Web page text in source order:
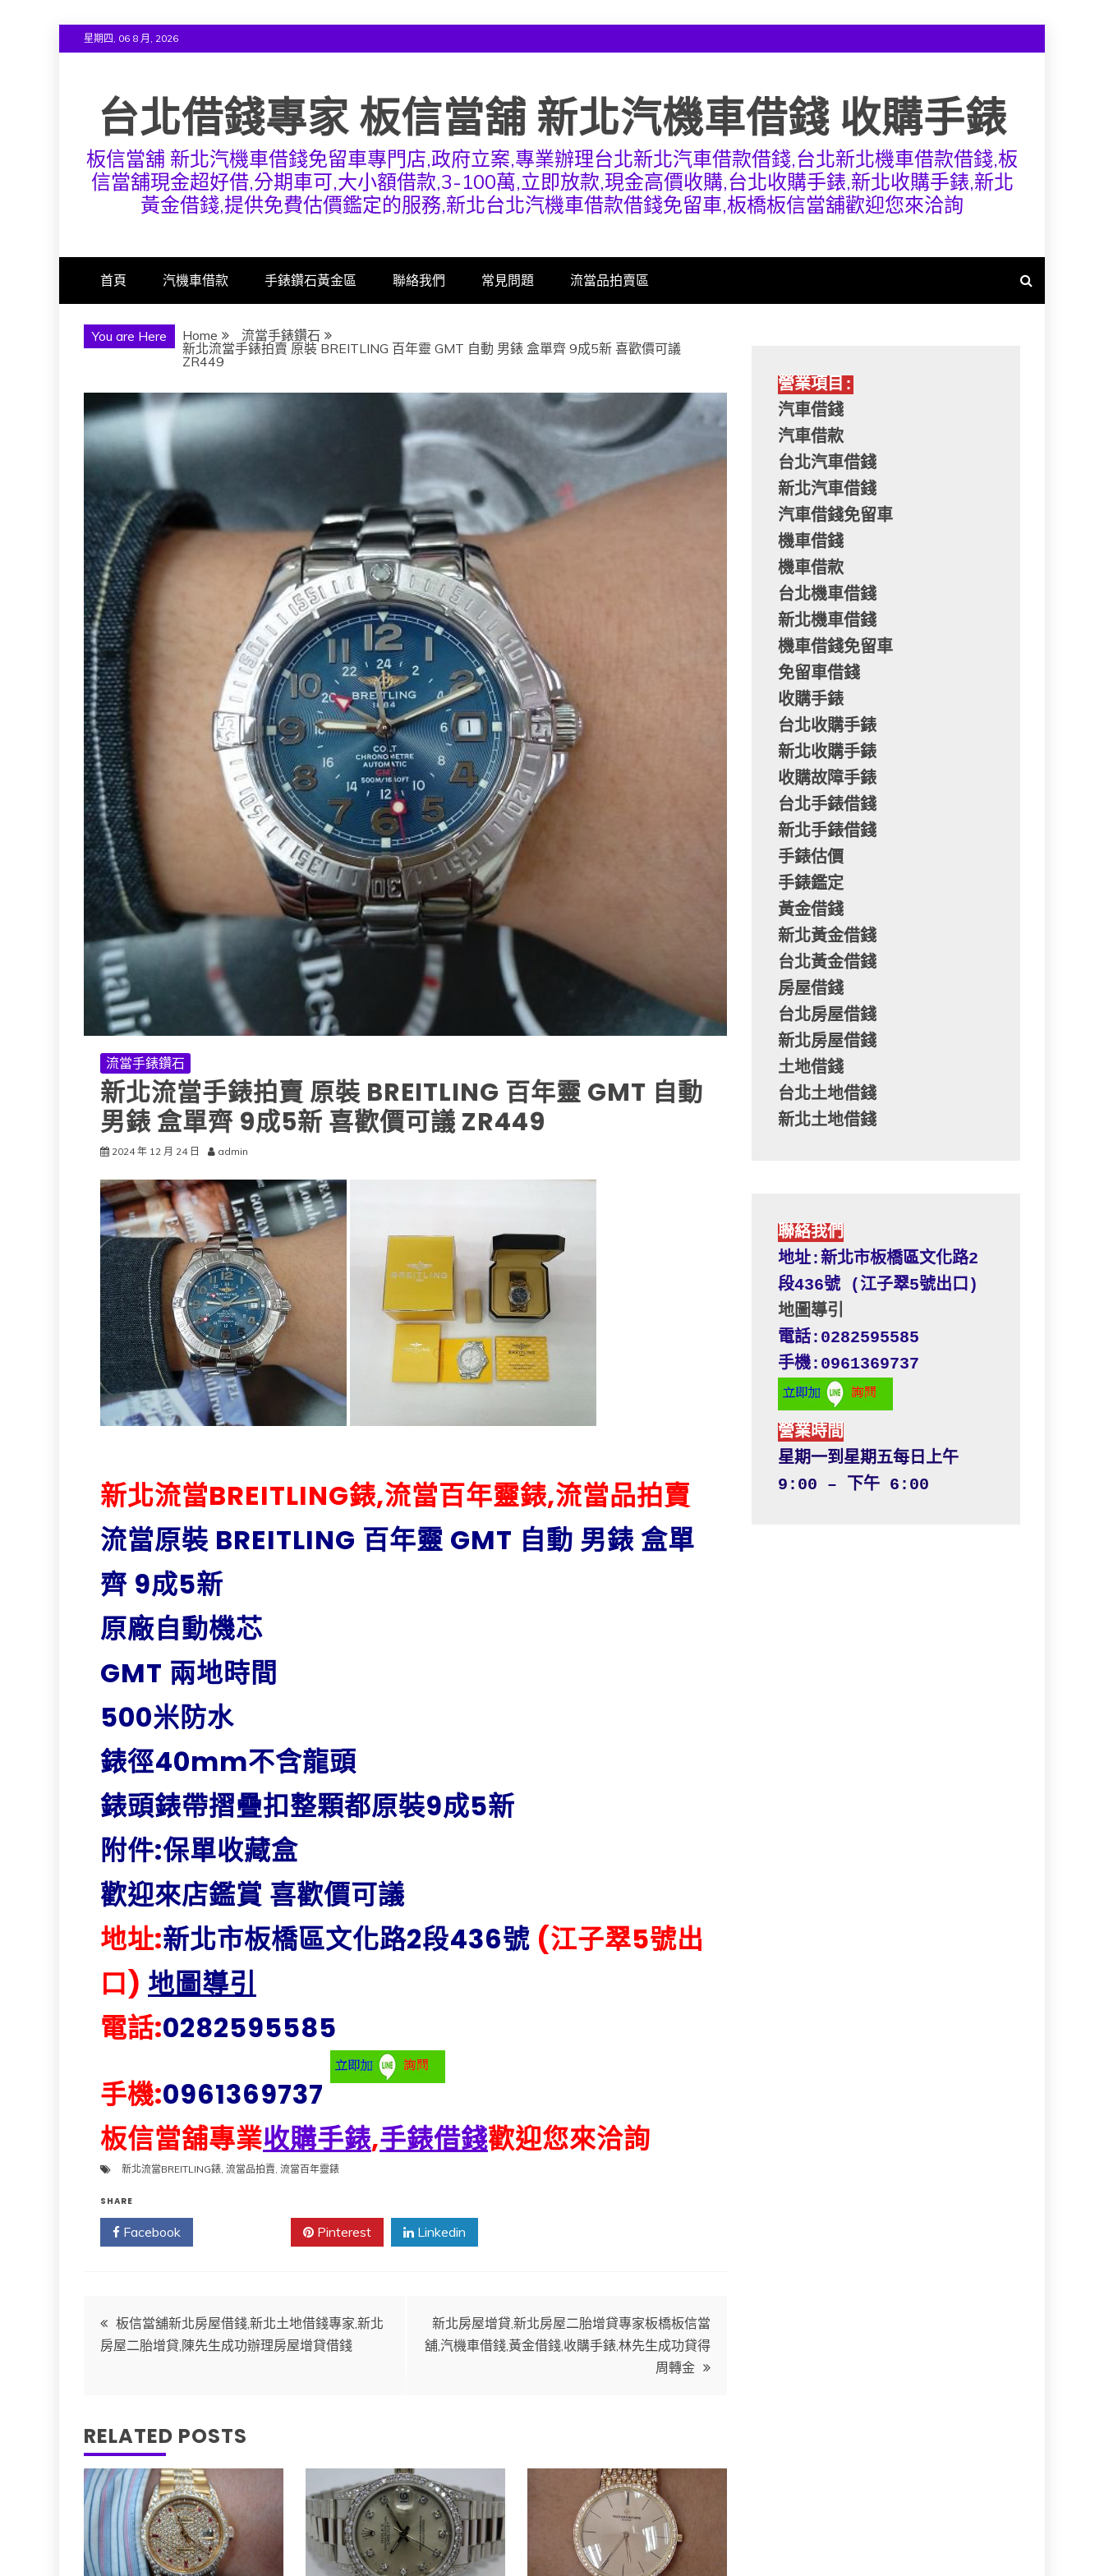
to
星期四, 06 8 月, 2026
台北借錢專家 板信當舖 新北汽機車借錢 收購手錶
板信當舖 新北汽機車借錢免留車專門店,政府立案,專業辦理台北新北汽車借款借錢,台北新北機車借款借錢,板
信當舖現金超好借,分期車可,大小額借款,3-100萬,立即放款,現金高價收購,台北收購手錶,新北收購手錶,新北
黃金借錢,提供免費估價鑑定的服務,新北台北汽機車借款借錢免留車,板橋板信當舖歡迎您來洽詢
首頁 汽機車借款 手錶鑽石黃金區 聯絡我們 常見問題 流當品拍賣區
You are Here Home
流當手錶鑽石
新北流當手錶拍賣 原裝 BREITLING 百年靈 GMT 自動 男錶 盒單齊 9成5新 喜歡價可議
ZR449
流當手錶鑽石
新北流當手錶拍賣 原裝 BREITLING 百年靈 GMT 自動
男錶 盒單齊 9成5新 喜歡價可議 ZR449
2024 年 12 月 24 日 admin
新北流當BREITLING錶,流當百年靈錶,流當品拍賣
流當原裝 BREITLING 百年靈 GMT 自動 男錶 盒單
齊 9成5新
原廠自動機芯
GMT 兩地時間
500米防水
錶徑40mm不含龍頭
錶頭錶帶摺疊扣整顆都原裝9成5新
附件:保單收藏盒
歡迎來店鑑賞 喜歡價可議
地址:新北市板橋區文化路2段436號 (江子翠5號出
口) 地圖導引
電話:0282595585
手機:0961369737
板信當舖專業收購手錶,手錶借錢歡迎您來洽詢
新北流當BREITLING錶, 流當品拍賣, 流當百年靈錶
SHARE
Facebook Pinterest Linkedin
文
章
覽
板信當舖新北房屋借錢,新北土地借錢專家,新北
房屋二胎增貸,陳先生成功辦理房屋增貸借錢
新北房屋增貸,新北房屋二胎增貸專家板橋板信當
舖,汽機車借錢,黃金借錢,收購手錶,林先生成功貸得
周轉金
RELATED POSTS
營業項目:
汽車借錢
汽車借款
台北汽車借錢
新北汽車借錢
汽車借錢免留車
機車借錢
機車借款
台北機車借錢
新北機車借錢
機車借錢免留車
免留車借錢
收購手錶
台北收購手錶
新北收購手錶
收購故障手錶
台北手錶借錢
新北手錶借錢
手錶估價
手錶鑑定
黃金借錢
新北黃金借錢
台北黃金借錢
房屋借錢
台北房屋借錢
新北房屋借錢
土地借錢
台北土地借錢
新北土地借錢
聯絡我們
地址:新北市板橋區文化路2
地圖導引
電話:0282595585
手機:0961369737
營業時間
星期一到星期五每日上午
9:00 – 下午 6:00